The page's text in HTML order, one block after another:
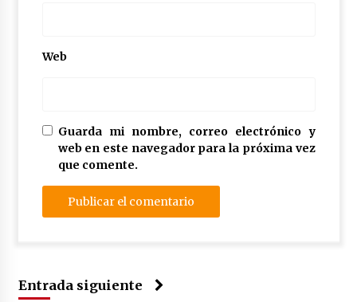
Web
Guarda mi nombre, correo electrónico y
web en este navegador para la próxima vez
que comente.
Entrada siguiente